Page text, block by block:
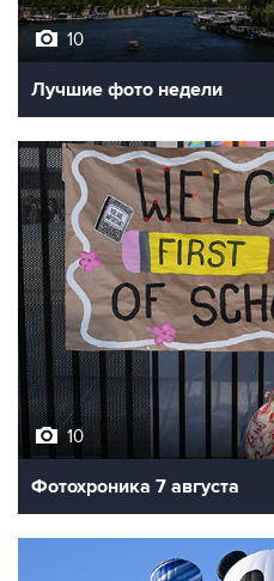
10
Лучшие фото недели
10
Фотохроника 7 августа